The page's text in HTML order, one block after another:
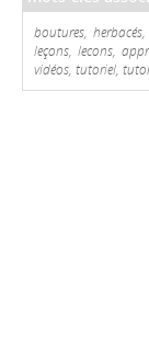
boutures,
leçons, lecons,
vidéos, tutoriel,